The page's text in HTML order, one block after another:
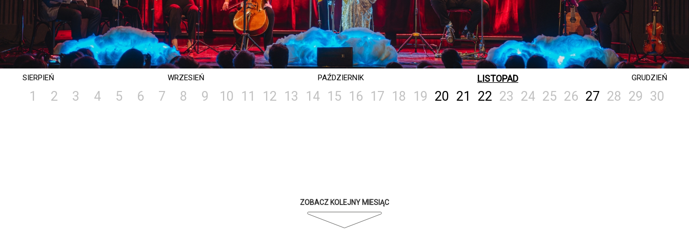
SIERPIEŃ WRZESIEŃ PAŹDZIERNIK LISTOPAD GRUDZIEŃ
1 2 3 4 5 6 7 8 9 10 11 12 13 14 15 16 17 18 19 20 21 22 23 24 25 26 27 28 29 30
ZOBACZ KOLEJNY MIESIĄC